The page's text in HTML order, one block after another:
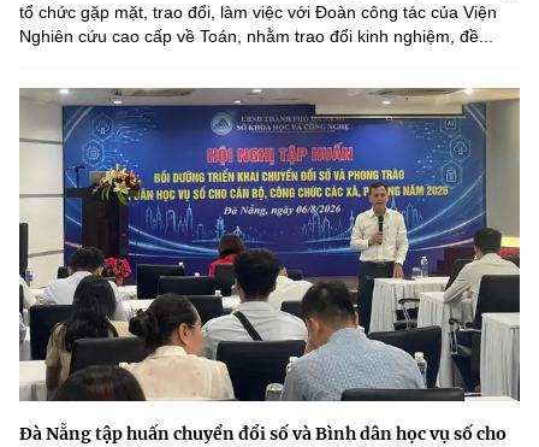
tổ chức gặp mặt, trao đổi, làm việc với Đoàn công tác của Viện
Nghiên cứu cao cấp về Toán, nhằm trao đổi kinh nghiệm, đề...
Đà Nẵng tập huấn chuyển đổi số và Bình dân học vụ số cho